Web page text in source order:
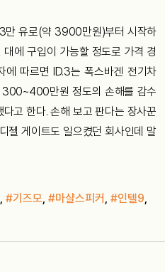
만 유로(약 3900만원)부터 시작하
에 구입이 가능할 정도로 가격 경
에 따르면 ID.3는 폭스바겐 전기차
만원 정도의 손해를 감수
고 한다. 손해 보고 판다는 장사꾼
젤 게이트도 일으켰던 회사인데 말
, #기즈모, #마샬스피커 , #인텔9,